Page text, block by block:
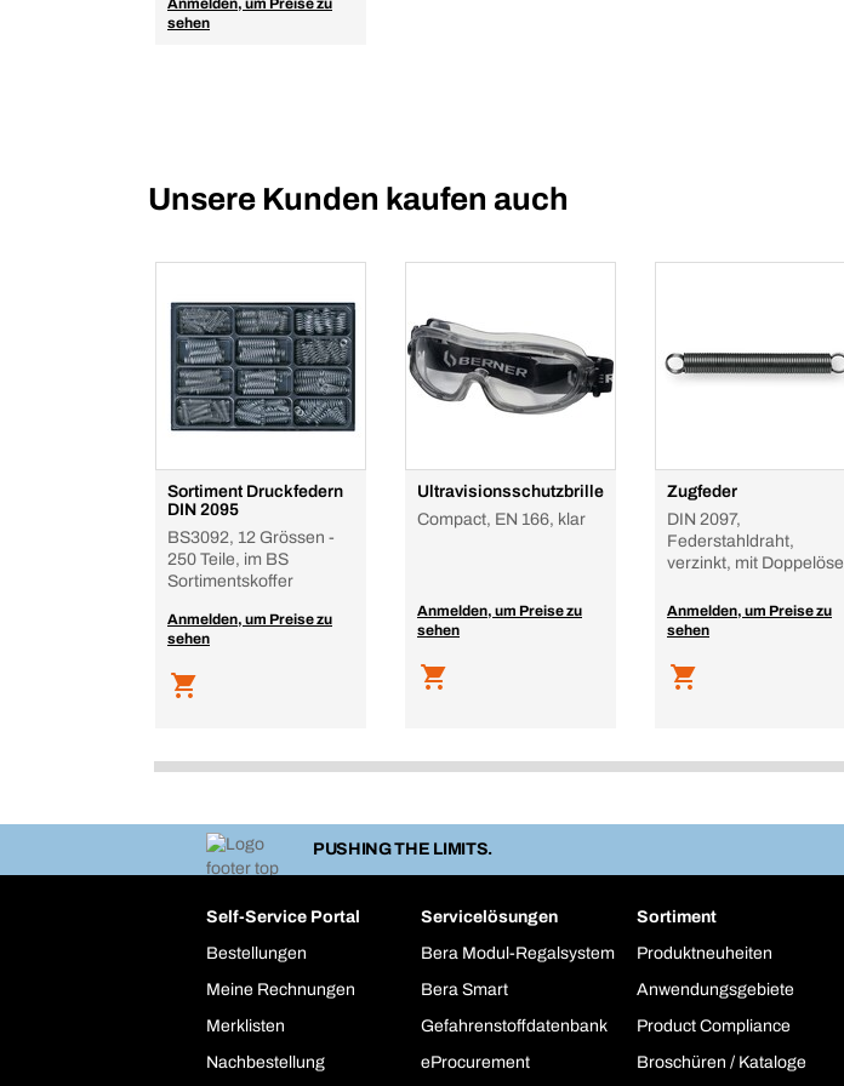
Anmelden, um Preise zu
sehen
Unsere Kunden kaufen auch
Sortiment Druckfedern
DIN 2095
BS3092, 12 Grössen -
250 Teile, im BS
Sortimentskoffer
Anmelden, um Preise zu
sehen
Ultravisionsschutzbrille
Compact, EN 166, klar
Anmelden, um Preise zu
sehen
Zugfeder
DIN 2097,
Federstahldraht,
verzinkt, mit Doppelöse
Anmelden, um Preise zu
sehen
PUSHING THE LIMITS.
Self-Service Portal
Bestellungen
Meine Rechnungen
Merklisten
Nachbestellung
Servicelösungen
Bera Modul-Regalsystem
Bera Smart
Gefahrenstoffdatenbank
eProcurement
Sortiment
Produktneuheiten
Anwendungsgebiete
Product Compliance
Broschüren / Kataloge